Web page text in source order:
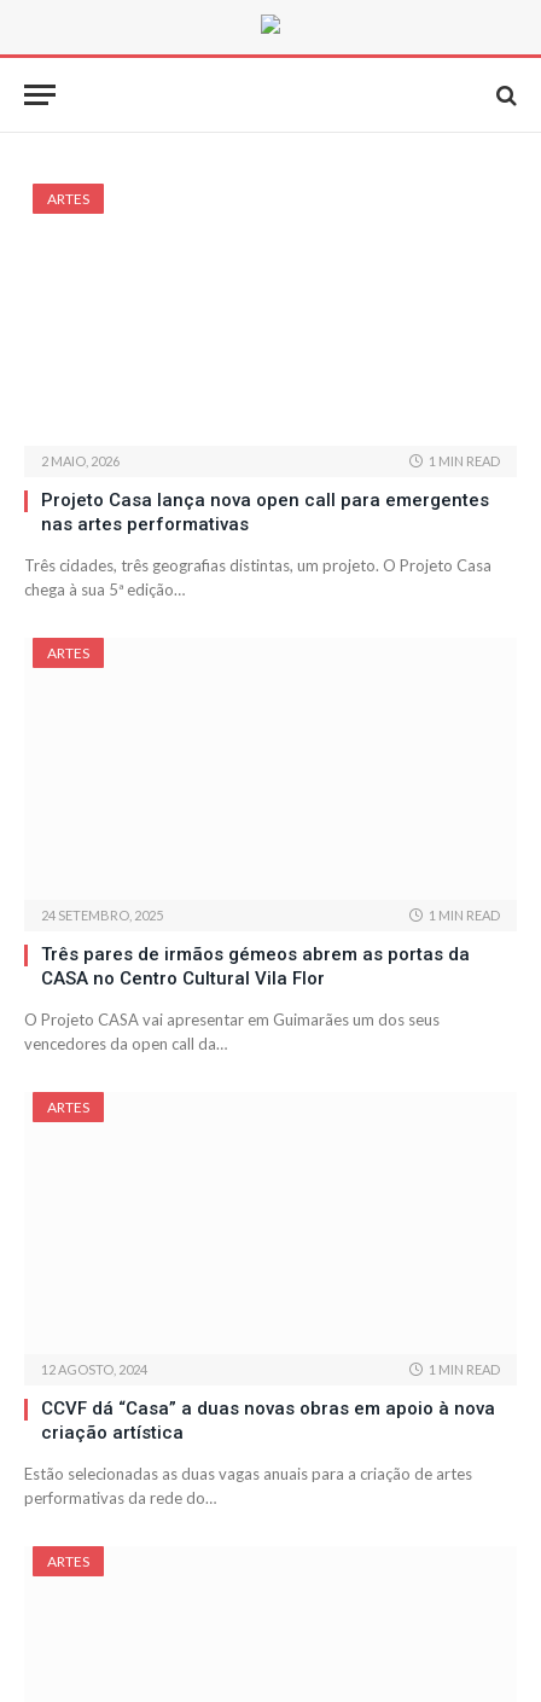
ARTES
2 MAIO, 2026 1 MIN READ
Projeto Casa lança nova open call para emergentes
nas artes performativas
Três cidades, três geografias distintas, um projeto. O Projeto Casa
chega à sua 5ª edição…
ARTES
24 SETEMBRO, 2025 1 MIN READ
Três pares de irmãos gémeos abrem as portas da
CASA no Centro Cultural Vila Flor
O Projeto CASA vai apresentar em Guimarães um dos seus
vencedores da open call da…
ARTES
12 AGOSTO, 2024 1 MIN READ
CCVF dá “Casa” a duas novas obras em apoio à nova
criação artística
Estão selecionadas as duas vagas anuais para a criação de artes
performativas da rede do…
ARTES